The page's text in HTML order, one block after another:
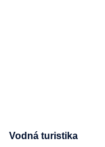
Vodná turistika